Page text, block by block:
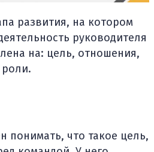
развития, на котором
руководителя
на: цель, отношения,
роли.
понимать, что такое цель,